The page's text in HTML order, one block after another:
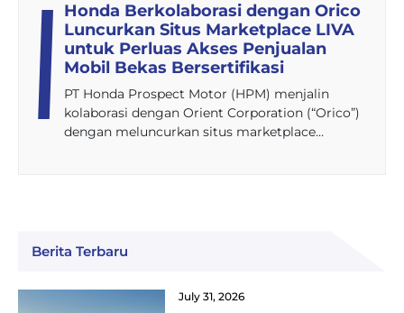
Honda Berkolaborasi dengan Orico
Luncurkan Situs Marketplace LIVA
untuk Perluas Akses Penjualan
Mobil Bekas Bersertifikasi
PT Honda Prospect Motor (HPM) menjalin
kolaborasi dengan Orient Corporation (“Orico”)
dengan meluncurkan situs marketplace…
Berita Terbaru
July 31, 2026